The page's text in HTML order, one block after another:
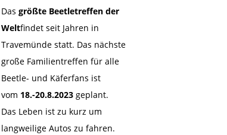
Das größte Beetletreffen der
Weltfindet seit Jahren in
Travemünde statt. Das nächste
große Familientreffen für alle
Beetle- und Käferfans ist
vom 18.-20.8.2023geplant.
Das Leben ist zu kurz um
langweilige Autos zu fahren.